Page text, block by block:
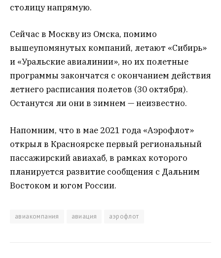
столицу напрямую.
Сейчас в Москву из Омска, помимо
вышеупомянутых компаний, летают «Сибирь»
и «Уральские авиалинии», но их полетные
программы закончатся с окончанием действия
летнего расписания полетов (30 октября).
Останутся ли они в зимнем — неизвестно.
Напомним, что в мае 2021 года «Аэрофлот»
открыл в Красноярске первый региональный
пассажирский авиахаб, в рамках которого
планируется развитие сообщения с Дальним
Востоком и югом России.
авиакомпания авиация аэрофлот